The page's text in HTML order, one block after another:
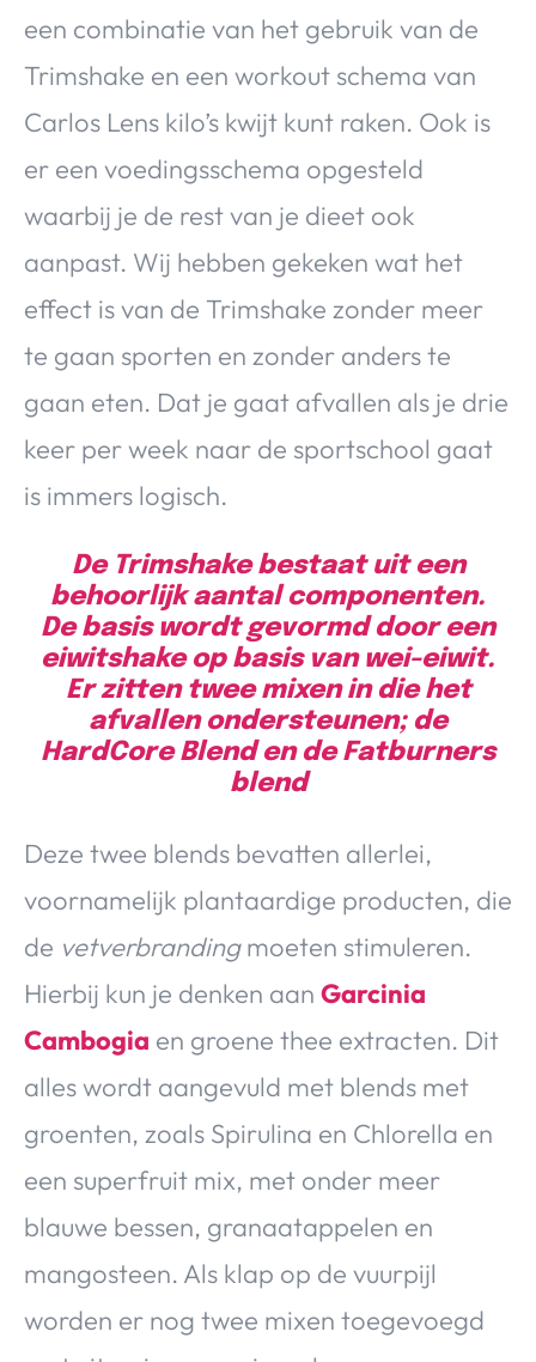
een combinatie van het gebruik van de
Trimshake en een workout schema van
Carlos Lens kilo’s kwijt kunt raken. Ook is
er een voedingsschema opgesteld
waarbij je de rest van je dieet ook
aanpast. Wij hebben gekeken wat het
effect is van de Trimshake zonder meer
te gaan sporten en zonder anders te
gaan eten. Dat je gaat afvallen als je drie
keer per week naar de sportschool gaat
is immers logisch.
De Trimshake bestaat uit een
behoorlijk aantal componenten.
De basis wordt gevormd door een
eiwitshake op basis van wei-eiwit.
Er zitten twee mixen in die het
afvallen ondersteunen; de
HardCore Blend en de Fatburners
blend
Deze twee blends bevatten allerlei,
voornamelijk plantaardige producten, die
de vetverbrandingmoeten stimuleren.
Hierbij kun je denken aan Garcinia
Cambogia en groene thee extracten. Dit
alles wordt aangevuld met blends met
groenten, zoals Spirulina en Chlorella en
een superfruit mix, met onder meer
blauwe bessen, granaatappelen en
mangosteen. Als klap op de vuurpijl
worden er nog twee mixen toegevoegd